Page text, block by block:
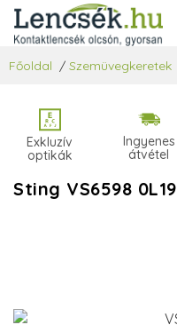
Főoldal / Szemüvegkeretek
Exkluzív
optikák
Ingyenes
átvétel
Sting VS6598 0L19